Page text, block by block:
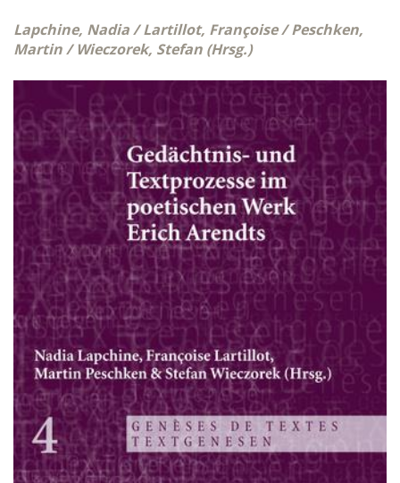
Lapchine, Nadia / Lartillot, Françoise / Peschken,
Martin / Wieczorek, Stefan (Hrsg.)